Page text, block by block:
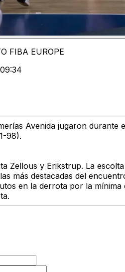
FIBA EUROPE
Avenida jugaron
98).
Zellous y Erikstrup. La
más destacadas del
en la derrota por la